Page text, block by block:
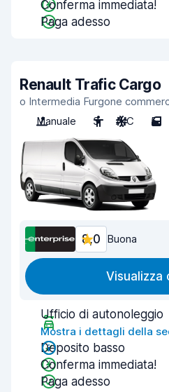
Conferma immediata!
Paga adesso
Renault Trafic Cargo
o Intermedia Furgone
Manuale
3 A/C 5
8,0 Buona
Visualizza
Ufficio di autonoleggio
Mostra i dettagli della
Deposito basso
Conferma immediata!
Paga adesso